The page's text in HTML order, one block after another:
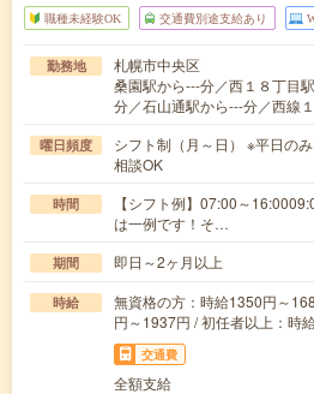
職種未経験OK 交通費別途支給あり
勤務地
札幌市中央区
桑園駅から---分／西１８丁目
分／石山通駅から---分／西線
曜日頻度
シフト制（月～日） ※平日の
相談OK
時間
【シフト例】07:00～
は一例です！そ…
期間 即日～2ヶ月以上
時給
無資格の方：時給1350円～
円～1937円 / 初任者以上：時
交通費
全額支給